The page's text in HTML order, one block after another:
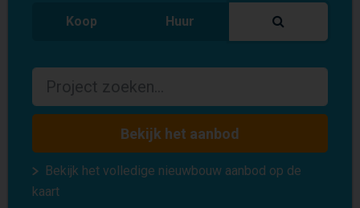
Koop Huur
Bekijk het aanbod
Bekijk het volledige nieuwbouw aanbod op de
kaart